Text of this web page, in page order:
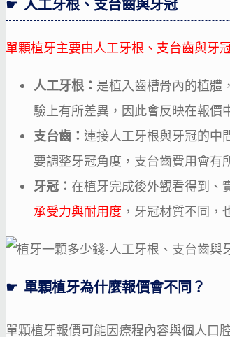
人工牙根、支台齒與牙冠
單顆植牙主要由人工牙根、支台齒與牙
人工牙根： 是植入齒槽骨內的植體
驗上有所差異，因此會反映在報價
支台齒： 連接人工牙根與牙冠的中
要調整牙冠角度，支台齒費用會有
牙冠： 在植牙完成後外觀看得到、
承受力與耐用度 ，牙冠材質不同，
單顆植牙為什麼報價會不同？
單顆植牙報價可能因療程內容與個人口